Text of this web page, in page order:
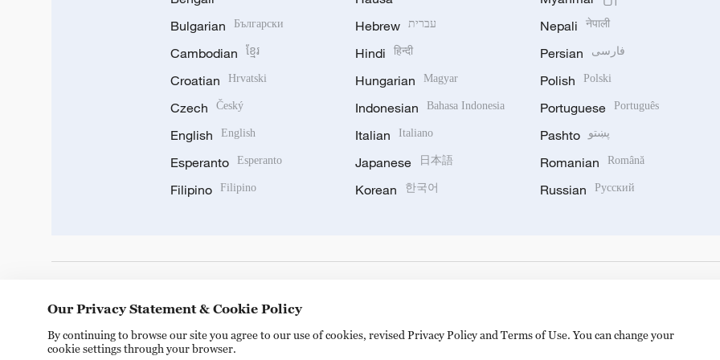
Bulgarian Български
Cambodian ខ្មែរ
Croatian Hrvatski
Czech Český
English English
Esperanto Esperanto
Filipino Filipino
Hebrew עברית
Hindi हिन्दी
Hungarian Magyar
Indonesian Bahasa Indonesia
Italian Italiano
Japanese 日本語
Korean 한국어
Nepali नेपाली
Persian فارسی
Polish Polski
Portuguese Português
Pashto پښتو
Romanian Română
Russian Русский
Our Privacy Statement & Cookie Policy
By continuing to browse our site you agree to our use of cookies, revised Privacy Policy and Terms of Use. You can change your
cookie settings through your browser.